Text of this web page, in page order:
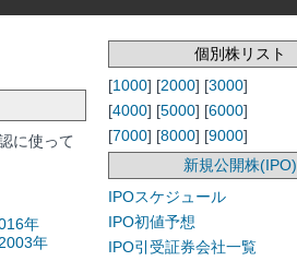
に使って
年
2003年
個別株リスト
[1000] [2000] [3000]
[4000] [5000] [6000]
[7000] [8000] [9000]
新規公開株(IPO)
IPOスケジュール
IPO初値予想
IPO引受証券会社一覧